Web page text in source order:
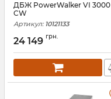
ДБЖ PowerWalker VI 3000
CW
Артикул: 10121133
24 149 грн.